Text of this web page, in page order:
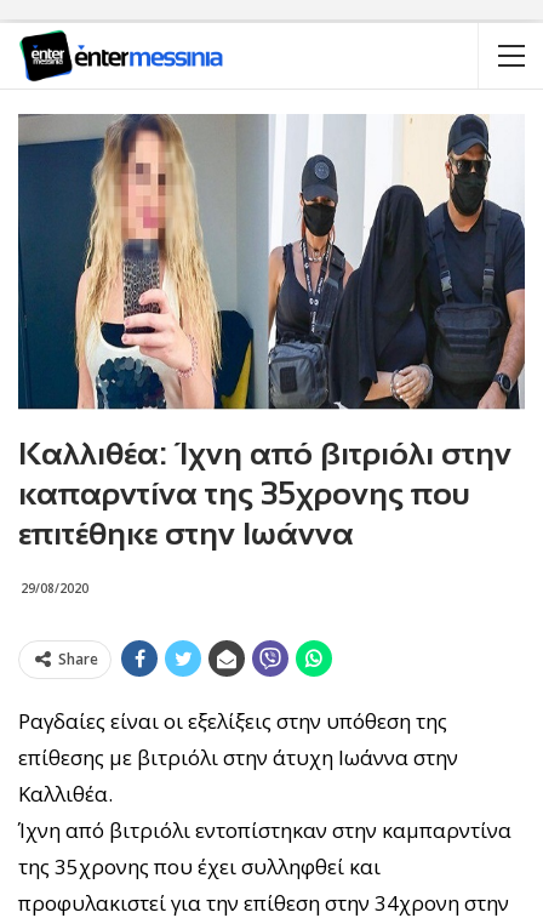
Καλλιθέα: Ίχνη από βιτριόλι στην
καπαρντίνα της 35χρονης που
επιτέθηκε στην Ιωάννα
29/08/2020
Share
Ραγδαίες είναι οι εξελίξεις στην υπόθεση της
επίθεσης με βιτριόλι στην άτυχη Ιωάννα στην
Καλλιθέα.
Ίχνη από βιτριόλι εντοπίστηκαν στην καμπαρντίνα
της 35χρονης που έχει συλληφθεί και
προφυλακιστεί για την επίθεση στην 34χρονη στην